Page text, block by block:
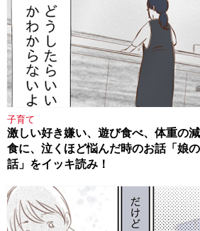
子育て
激しい好き嫌い、遊び食べ、体重の
食に、泣くほど悩んだ時のお話「娘
話」をイッキ読み！